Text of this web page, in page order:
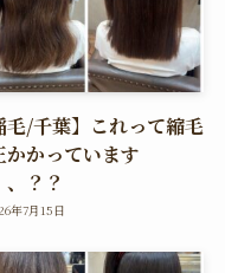
毛/千葉】これって縮毛
かかっています
、？？
年7月15日